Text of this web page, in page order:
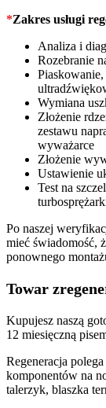
*Zakres usługi
Analiza i
Rozebranie
Wymiana
Złożenie
zestawu
wyważarce
Złożenie
Ustawienie
Test na
Po naszej
mieć świadomość,
ponownego
Towar
Kupujesz naszą
12 miesięczną
Regeneracja
komponentów na
talerzyk, blaszka